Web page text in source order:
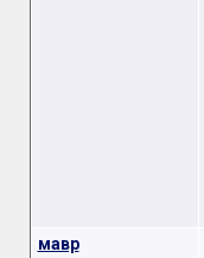
мавр